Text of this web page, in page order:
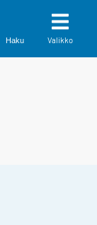
Haku Valikko